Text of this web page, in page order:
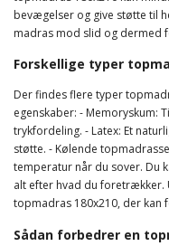
bevægelser og give støtte til
madras mod slid og dermed
Forskellige typer
Der findes flere typer
egenskaber: - Memoryskum:
trykfordeling. - Latex: Et
støtte. - Kølende
temperatur når du sover. Du
alt efter hvad du foretrækker.
topmadras 180x210, der
Sådan forbedrer en